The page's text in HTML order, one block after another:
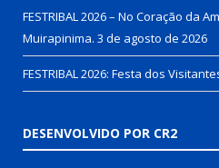
FESTRIBAL 2026 – No Coração da
Muirapinima. 3 de agosto de 2026
FESTRIBAL 2026: Festa dos
DESENVOLVIDO POR CR2